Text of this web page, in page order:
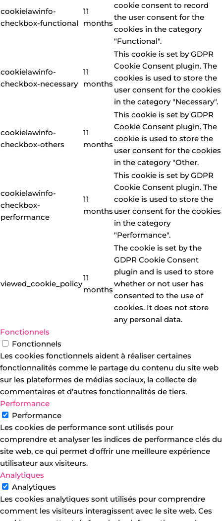
cookielawinfo-
checkbox-functional
11
months
cookie consent to record
the user consent for the
cookies in the category
"Functional".
cookielawinfo-
checkbox-necessary
11
months
This cookie is set by GDPR
Cookie Consent plugin. The
cookies is used to store the
user consent for the cookies
in the category "Necessary".
cookielawinfo-
checkbox-others
11
months
This cookie is set by GDPR
Cookie Consent plugin. The
cookie is used to store the
user consent for the cookies
in the category "Other.
cookielawinfo-
checkbox-
performance
11
months
This cookie is set by GDPR
Cookie Consent plugin. The
cookie is used to store the
user consent for the cookies
in the category
"Performance".
viewed_cookie_policy
11
months
The cookie is set by the
GDPR Cookie Consent
plugin and is used to store
whether or not user has
consented to the use of
cookies. It does not store
any personal data.
Fonctionnels
Fonctionnels
Les cookies fonctionnels aident à réaliser certaines
fonctionnalités comme le partage du contenu du site web
sur les plateformes de médias sociaux, la collecte de
commentaires et d'autres fonctionnalités de tiers.
Performance
Performance
Les cookies de performance sont utilisés pour
comprendre et analyser les indices de performance clés du
site web, ce qui permet d'offrir une meilleure expérience
utilisateur aux visiteurs.
Analytiques
Analytiques
Les cookies analytiques sont utilisés pour comprendre
comment les visiteurs interagissent avec le site web. Ces